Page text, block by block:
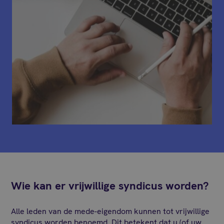
Wie kan er vrijwillige syndicus worden?
Alle leden van de mede-eigendom kunnen tot vrijwillige